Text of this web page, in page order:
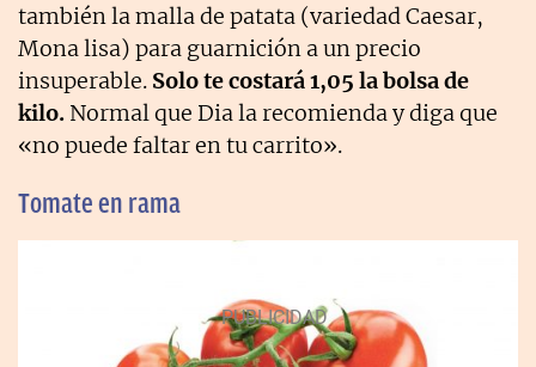
también la malla de patata (variedad Caesar,
Mona lisa) para guarnición a un precio
insuperable. Solo te costará 1,05 la bolsa de
kilo. Normal que Dia la recomienda y diga que
«no puede faltar en tu carrito».
Tomate en rama